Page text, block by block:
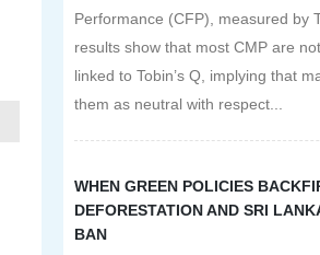
Performance (CFP), measured by
results show that most CMP are
linked to Tobin’s Q, implying that
them as neutral with respect...
WHEN GREEN POLICIES
DEFORESTATION AND SRI
BAN